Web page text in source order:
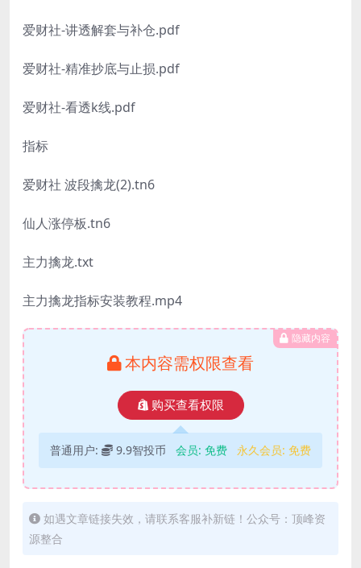
爱财社-讲透解套与补仓.pdf
爱财社-精准抄底与止损.pdf
爱财社-看透k线.pdf
指标
爱财社 波段擒龙(2).tn6
仙人涨停板.tn6
主力擒龙.txt
主力擒龙指标安装教程.mp4
隐藏内容
本内容需权限查看
购买查看权限
普通用户: 9.9智投币 会员: 免费 永久会员: 免费
如遇文章链接失效，请联系客服补新链！公众号：顶峰资
源整合